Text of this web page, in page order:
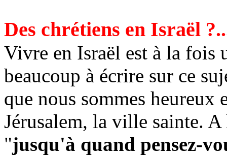
Des chrétiens en Israël
Vivre en Israël est à la
beaucoup à écrire sur ce
que nous sommes
Jérusalem, la ville sainte.
"jusqu'à quand pensez-